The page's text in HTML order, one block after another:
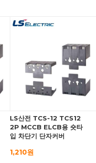
LS산전 TCS-12 TCS12
2P MCCB ELCB용 숏타
입 차단기 단자커버
1,210원